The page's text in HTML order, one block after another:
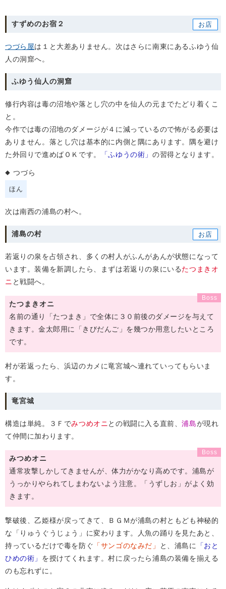
すずめのお宿２
つづら屋は１と大差ありません。次はさらに南東にあるふゆう仙
人の洞窟へ。
ふゆう仙人の洞窟
修行内容は毒の沼地や落とし穴の中を仙人の元までたどり着くこ
と。
今作では毒の沼地のダメージが４に減っているので怖がる必要は
ありません。落とし穴は基本的に内側と隅にあります。隅を避け
た外回りで進めばＯＫです。
「ふゆうの術」の習得となります。
つづら
ほん
次は南西の浦島の村へ。
浦島の村
若返りの泉を占領され、多くの村人がふんがあんが状態になって
います。装備を新調したら、まずは若返りの泉にいるたつまきオ
ニ と戦闘へ。
たつまきオニ
名前の通り「たつまき」で全体に３０前後のダメージを与えて
きます。金太郎用に「きびだんご」を幾つか用意したいところ
です。
村が若返ったら、浜辺のカメに竜宮城へ連れていってもらいま
す。
竜宮城
構造は単純。３Ｆでみつめオニ との戦闘に入る直前、浦島が現れ
て仲間に加わります。
みつめオニ
通常攻撃しかしてきませんが、体力がかなり高めです。浦島が
うっかりやられてしまわないよう注意。「うずしお」がよく効
きます。
撃破後、乙姫様が戻ってきて、ＢＧＭが浦島の村ともども神秘的
な「りゅうぐうじょう」に変わります。人魚の踊りを見たあと、
持っているだけで毒を防ぐ 「サンゴのなみだ」 と、浦島に
「おと
ひめの術」 を授けてくれます。村に戻ったら浦島の装備を揃える
のも忘れずに。